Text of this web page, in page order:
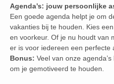
Agenda’s: jouw persoonlijke
Een goede agenda helpt je om
vakanties bij te houden. Kies
en voorkeur. Of je nu houdt van
er is voor iedereen een perfecte
Bonus: Veel van onze
om je gemotiveerd te houden.